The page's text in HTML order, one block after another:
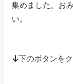
集めました。お
い。
↓下のボタンを